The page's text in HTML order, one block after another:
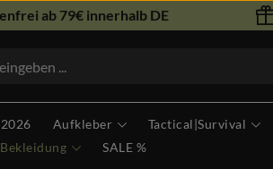
ab 79€ innerhalb DE
Aufkleber Tactical|Survival
Bekleidung SALE %